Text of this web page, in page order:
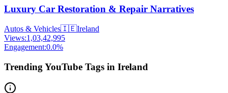
Luxury Car Restoration & Repair Narratives
Autos & Vehicles🇮🇪Ireland
Views:1,03,42,995
Engagement:0.0%
Trending YouTube Tags in Ireland